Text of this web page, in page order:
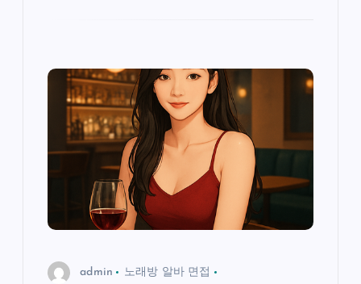
admin
노래방 알바 면접